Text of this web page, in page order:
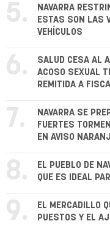
5.
NAVARRA
ESTAS SON LAS
VEHÍCULOS
6.
SALUD CESA AL
ACOSO SEXUAL
REMITIDA A
7.
NAVARRA SE
FUERTES
EN AVISO
8.
EL PUEBLO DE
QUE ES IDEAL
9.
EL MERCADILLO
PUESTOS Y EL